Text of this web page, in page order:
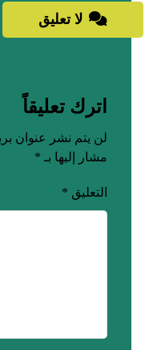
لا تعليق
اترك تعليقاً
لن يتم نشر عنوان
مشار إليها بـ *
التعليق *